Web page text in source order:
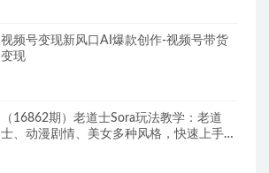
视频号变现新风口AI爆款创作-视频号带货
变现
（16862期）老道士Sora玩法教学：老道
士、动漫剧情、美女多种风格，快速上手生